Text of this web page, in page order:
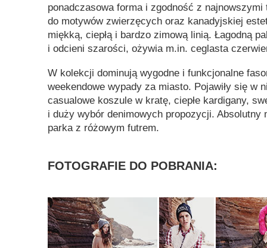
ponadczasowa forma i zgodność z najnowszymi
do motywów zwierzęcych oraz kanadyjskiej
miękką, ciepłą i bardzo zimową linią. Łagodną
i odcieni szarości, ożywia m.in. ceglasta
W kolekcji dominują wygodne i funkcjonalne
weekendowe wypady za miasto. Pojawiły się w
casualowe koszule w kratę, ciepłe kardigany,
i duży wybór denimowych propozycji. Absolutny
parka z różowym futrem.
FOTOGRAFIE DO POBRANIA: